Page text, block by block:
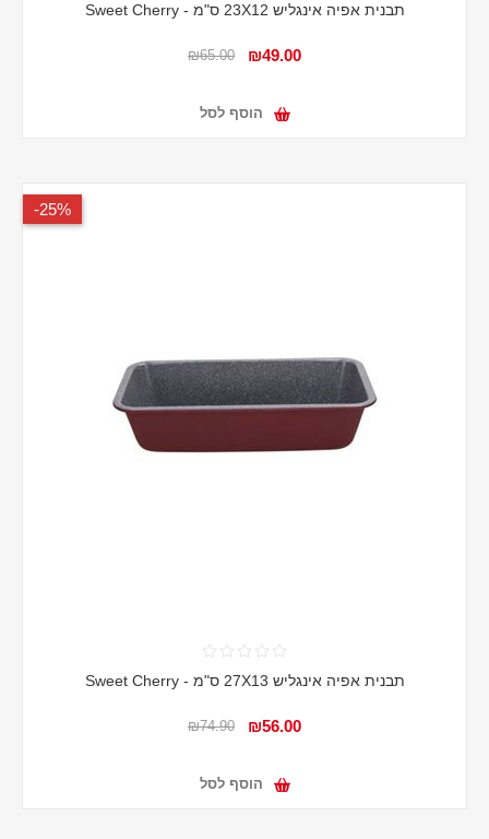
תבנית אפיה אינגליש 23X12 ס"מ - Sweet Cherry
₪49.00
₪65.00
הוסף לסל
25%-
תבנית אפיה אינגליש 27X13 ס"מ - Sweet Cherry
₪56.00
₪74.90
הוסף לסל